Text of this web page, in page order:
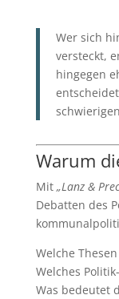
Wer sich
versteckt,
hingegen
Warum
Mit „Lanz &
Debatten des
Welche
Welches
Was bedeutet